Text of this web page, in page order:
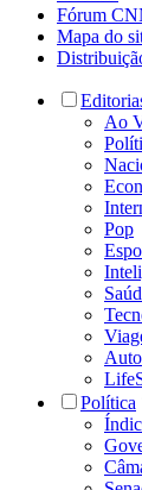
Fórum
Mapa do
Ao
Pop
Auto
Política